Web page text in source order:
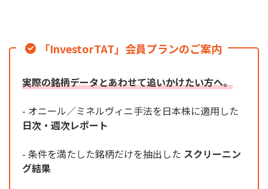
「InvestorTAT」会員プランのご案内
実際の銘柄データとあわせて追いかけたい方へ。
- オニール／ミネルヴィニ手法を日本株に適用した
日次・週次レポート
- 条件を満たした銘柄だけを抽出した スクリーニン
グ結果